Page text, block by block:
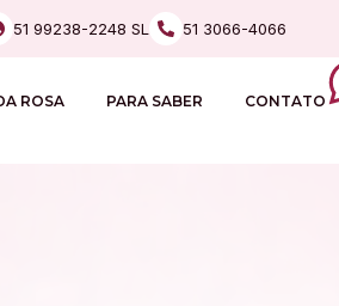
51 99238-2248 SL 51 3066-4066
ROSA PARA SABER CONTATO